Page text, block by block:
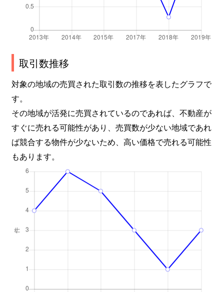
取引数推移
対象の地域の売買された取引数の推移を表したグラフで
す。
その地域が活発に売買されているのであれば、不動産が
すぐに売れる可能性があり、売買数が少ない地域であれ
ば競合する物件が少ないため、高い価格で売れる可能性
もあります。